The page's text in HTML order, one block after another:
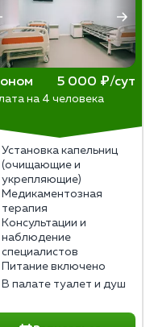
мотивации к
Отрицательные
психических
бессонница,
суицидальных
алкоголя.
5 000 ₽/сут
на 4 человека
Установка капельниц
(очищающие и
укрепляющие)
Медикаментозная
терапия
Консультации и
наблюдение
специалистов
Питание включено
В палате туалет и душ